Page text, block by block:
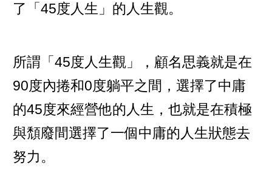
了「45度人生」的人生觀。
所謂「45度人生觀」，顧名思義就是在
90度內捲和0度躺平之間，選擇了中庸
的45度來經營他的人生，也就是在積極
與頹廢間選擇了一個中庸的人生狀態去
努力。